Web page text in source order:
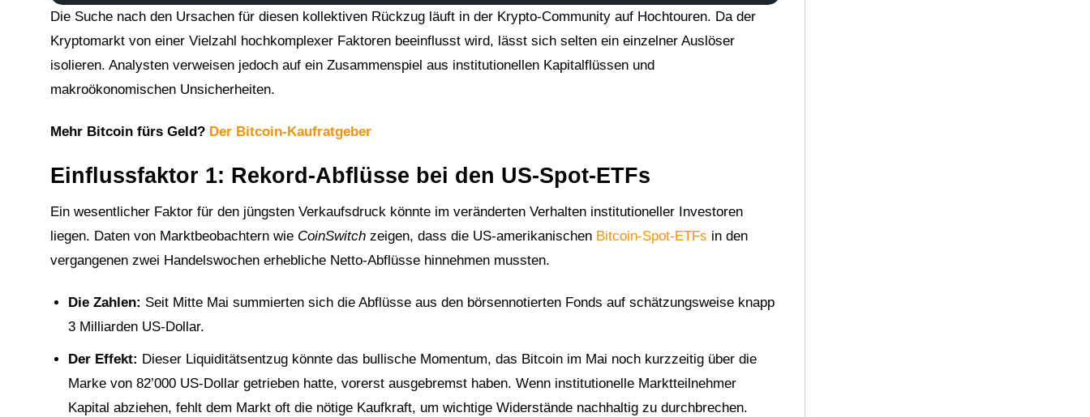
Die Suche nach den Ursachen für diesen kollektiven Rückzug läuft in der Krypto-Community auf Hochtouren. Da der
Kryptomarkt von einer Vielzahl hochkomplexer Faktoren beeinflusst wird, lässt sich selten ein einzelner Auslöser
isolieren. Analysten verweisen jedoch auf ein Zusammenspiel aus institutionellen Kapitalflüssen und
makroökonomischen Unsicherheiten.
Mehr Bitcoin fürs Geld? Der Bitcoin-Kaufratgeber
Einflussfaktor 1: Rekord-Abflüsse bei den US-Spot-ETFs
Ein wesentlicher Faktor für den jüngsten Verkaufsdruck könnte im veränderten Verhalten institutioneller Investoren
liegen. Daten von Marktbeobachtern wie CoinSwitch zeigen, dass die US-amerikanischen Bitcoin-Spot-ETFs in den
vergangenen zwei Handelswochen erhebliche Netto-Abflüsse hinnehmen mussten.
Die Zahlen: Seit Mitte Mai summierten sich die Abflüsse aus den börsennotierten Fonds auf schätzungsweise knapp
3 Milliarden US-Dollar.
Der Effekt: Dieser Liquiditätsentzug könnte das bullische Momentum, das Bitcoin im Mai noch kurzzeitig über die
Marke von 82’000 US-Dollar getrieben hatte, vorerst ausgebremst haben. Wenn institutionelle Marktteilnehmer
Kapital abziehen, fehlt dem Markt oft die nötige Kaufkraft, um wichtige Widerstände nachhaltig zu durchbrechen.